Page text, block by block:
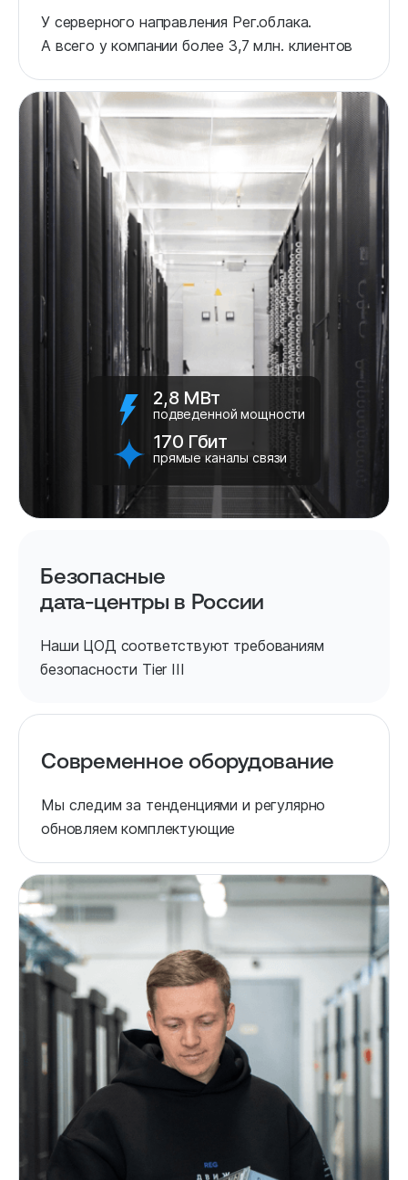
У серверного направления Рег.облака.
А всего у компании более 3,7 млн. клиентов
2,8 МВт
подведенной мощности
170 Гбит
прямые каналы связи
Безопасные
дата-центры в России
Наши ЦОД соответствуют требованиям
безопасности Tier III
Современное оборудование
Мы следим за тенденциями и регулярно
обновляем комплектующие